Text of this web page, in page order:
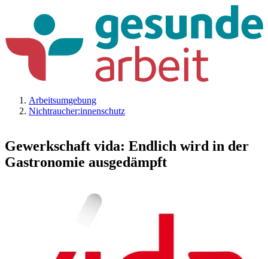
Arbeitsumgebung
Nichtraucher:innenschutz
Gewerkschaft vida: Endlich wird in der
Gastronomie ausgedämpft